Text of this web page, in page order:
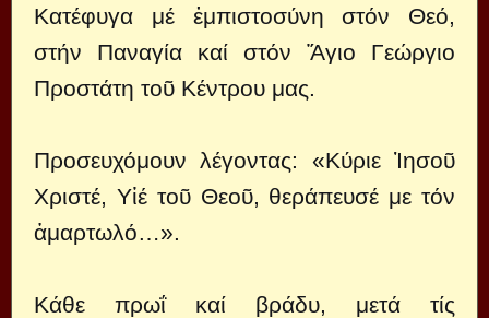
Κατέφυγα μέ ἐμπιστοσύνη στόν Θεό,
στήν Παναγία καί στόν Ἅγιο Γεώργιο
Προστάτη τοῦ Κέντρου μας.
Προσευχόμουν λέγοντας: «Κύριε Ἰησοῦ
Χριστέ, Υἱέ τοῦ Θεοῦ, θεράπευσέ με τόν
ἁμαρτωλό…».
Κάθε πρωΐ καί βράδυ, μετά τίς